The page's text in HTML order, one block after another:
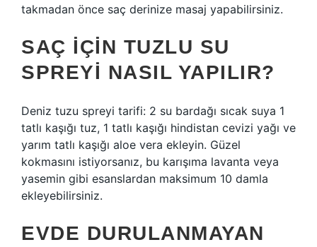
takmadan önce saç derinize masaj yapabilirsiniz.
SAÇ IÇIN TUZLU SU
SPREYI NASIL YAPILIR?
Deniz tuzu spreyi tarifi: 2 su bardağı sıcak suya 1
tatlı kaşığı tuz, 1 tatlı kaşığı hindistan cevizi yağı ve
yarım tatlı kaşığı aloe vera ekleyin. Güzel
kokmasını istiyorsanız, bu karışıma lavanta veya
yasemin gibi esanslardan maksimum 10 damla
ekleyebilirsiniz.
EVDE DURULANMAYAN